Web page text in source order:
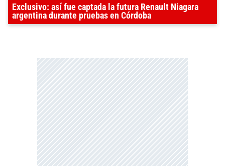
Exclusivo: así fue captada la futura Renault Niagara
argentina durante pruebas en Córdoba